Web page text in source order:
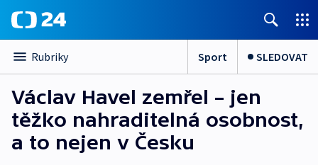
Rubriky Sport SLEDOVAT
Václav Havel zemřel – jen
těžko nahraditelná osobnost,
a to nejen v Česku